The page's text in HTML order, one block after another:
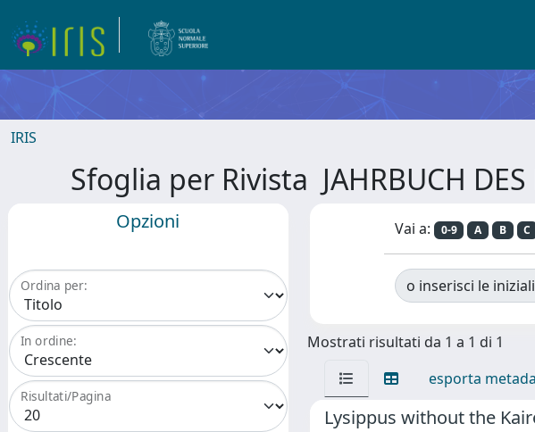
IRIS
Sfoglia per Rivista JAHRBUCH DES
Opzioni
Ordina per:
In ordine:
Risultati/Pagina
Vai a: 0-9 A B C
o inserisci le
Mostrati risultati da 1 a 1 di 1
esporta
Lysippus without the